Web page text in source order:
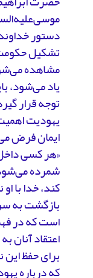
دستور
تشکیل
مشاهده
یاد می‌شود،
توجه قرار
یهودیت
ایمان فرض
«هر کسی
شمرده
کند، خدا با
بازگشت به
است که در
اعتقاد آنان
برای حفظ
که درباره